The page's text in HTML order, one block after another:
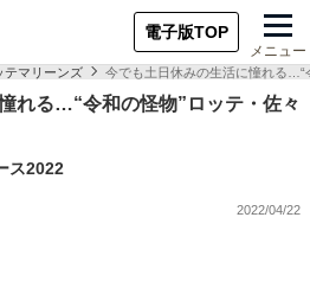
電子版TOP
メニュー
テマリーンズ 今でも土日休みの生活に憧れる…“
れる…“令和の怪物”ロッテ・佐々
ス2022
2022/04/22